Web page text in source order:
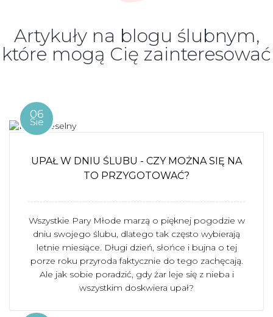
Artykuły na blogu ślubnym,
które mogą Cię zainteresować
06
Sie
UPAŁ W DNIU ŚLUBU - CZY MOŻNA SIĘ NA
TO PRZYGOTOWAĆ?
Wszystkie Pary Młode marzą o pięknej pogodzie w
dniu swojego ślubu, dlatego tak często wybierają
letnie miesiące. Długi dzień, słońce i bujna o tej
porze roku przyroda faktycznie do tego zachęcają.
Ale jak sobie poradzić, gdy żar leje się z nieba i
wszystkim doskwiera upał?